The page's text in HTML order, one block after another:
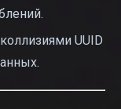
UUID